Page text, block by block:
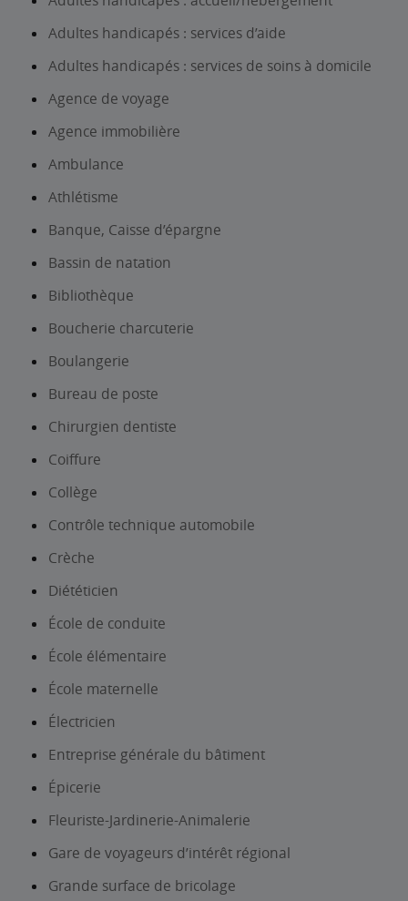
Adultes handicapés : services d’aide
Adultes handicapés : services de soins à domicile
Agence de voyage
Agence immobilière
Ambulance
Athlétisme
Banque, Caisse d’épargne
Bassin de natation
Bibliothèque
Boucherie charcuterie
Boulangerie
Bureau de poste
Chirurgien dentiste
Coiffure
Collège
Contrôle technique automobile
Crèche
Diététicien
École de conduite
École élémentaire
École maternelle
Électricien
Entreprise générale du bâtiment
Épicerie
Fleuriste-Jardinerie-Animalerie
Gare de voyageurs d’intérêt régional
Grande surface de bricolage